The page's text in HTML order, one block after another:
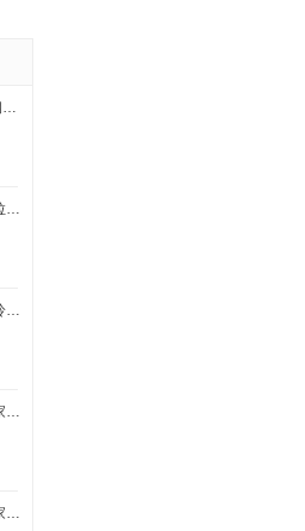
316超大容量全钢保温壶户外便携茶水分离双层真空保温杯礼品
中东风格迪拜阿拉伯高端水壶保温瓶保温壶咖啡壶套装EJS-101/103
高颜值时尚双饮拎拎壶大容量316不锈钢保温杯户外女生便携大肚杯
高档装饰保温壶家用公用适用于各种场所16
高档装饰保温壶家用公用适用于各种场所13